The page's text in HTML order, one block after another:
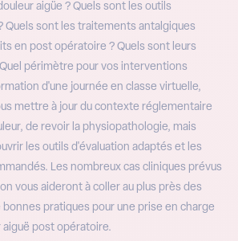
aigüe ? Quels sont les outils
Quels sont les traitements antalgiques
en post opératoire ? Quels sont leurs
périmètre pour vos interventions
d'une journée en classe virtuelle,
mettre à jour du contexte réglementaire
de revoir la physiopathologie, mais
les outils d'évaluation adaptés et les
Les nombreux cas cliniques prévus
vous aideront à coller au plus près des
pratiques pour une prise en charge
aiguë post opératoire.